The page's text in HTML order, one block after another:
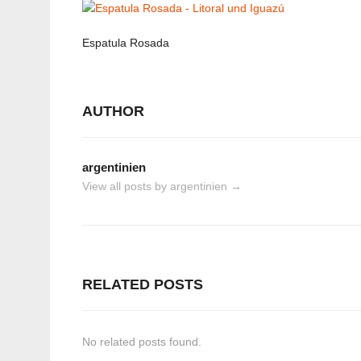
Espatula Rosada
AUTHOR
argentinien
View all posts by argentinien →
RELATED POSTS
No related posts found.